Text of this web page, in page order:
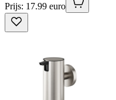
Prijs: 17.99 euro